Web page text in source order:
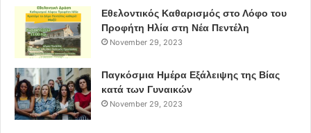
Εθελοντικός Καθαρισμός στο Λόφο του
Προφήτη Ηλία στη Νέα Πεντέλη
November 29, 2023
Παγκόσμια Ημέρα Εξάλειψης της Βίας
κατά των Γυναικών
November 29, 2023